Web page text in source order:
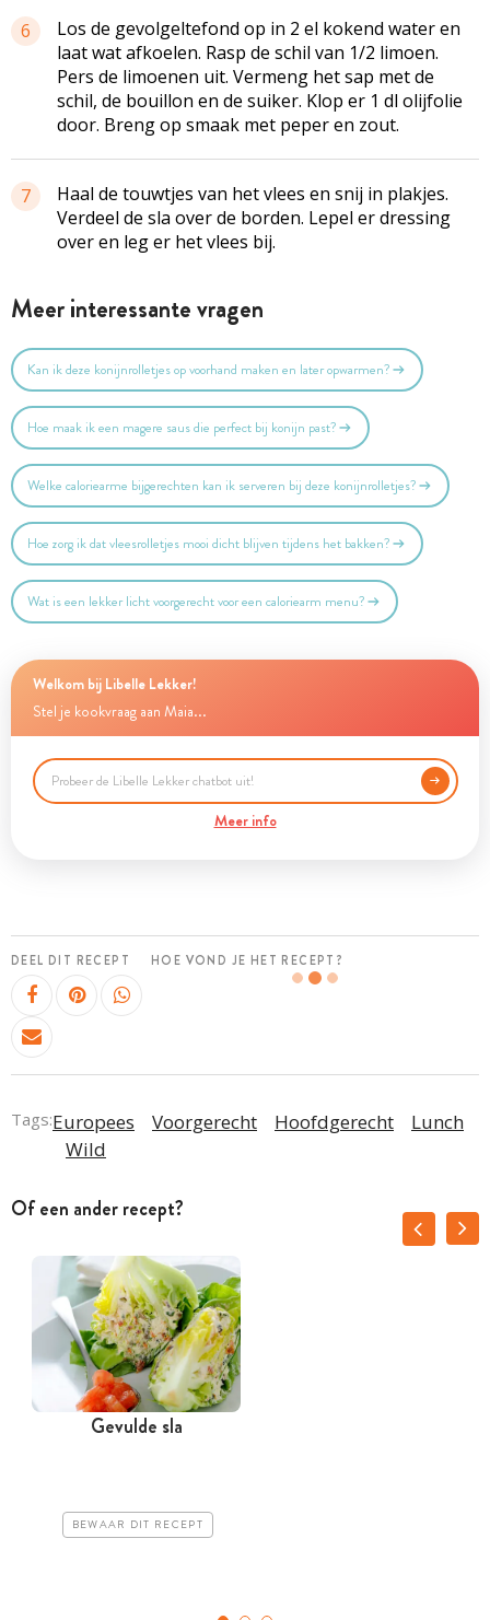
6
Los de gevolgeltefond op in 2 el kokend water en
laat wat afkoelen. Rasp de schil van 1/2 limoen.
Pers de limoenen uit. Vermeng het sap met de
schil, de bouillon en de suiker. Klop er 1 dl olijfolie
door. Breng op smaak met peper en zout.
7
Haal de touwtjes van het vlees en snij in plakjes.
Verdeel de sla over de borden. Lepel er dressing
over en leg er het vlees bij.
Meer interessante vragen
Kan ik deze konijnrolletjes op voorhand maken en later opwarmen?
Hoe maak ik een magere saus die perfect bij konijn past?
Welke caloriearme bijgerechten kan ik serveren bij deze konijnrolletjes?
Hoe zorg ik dat vleesrolletjes mooi dicht blijven tijdens het bakken?
Wat is een lekker licht voorgerecht voor een caloriearm menu?
Welkom bij Libelle Lekker!
Stel je kookvraag aan Maia...
Meer info
DEEL DIT RECEPT HOE VOND JE HET RECEPT?
Tags:Europees Voorgerecht Hoofdgerecht
Lunch
Wild
Of een ander recept?
Gevulde sla
BEWAAR DIT RECEPT